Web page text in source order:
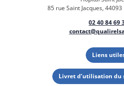
85 rue Saint Jacques, 44093
02 40 84 69
Liens
Livret d’utilisation